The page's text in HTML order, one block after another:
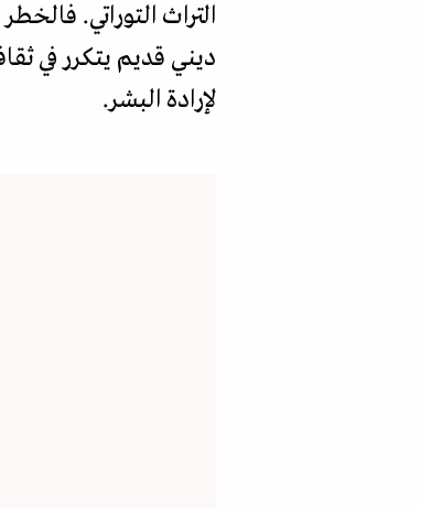
التراث التوراتي.
ديني قديم يتكرر في
لإرادة البشر.